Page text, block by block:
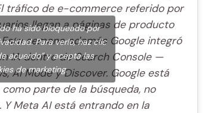
tráfico de e-commerce referido por
llegan a páginas de producto
semana además Google integró
IA dentro de Search Console —
AI Mode y Discover. Google está
parte de la búsqueda, no
Meta AI está entrando en la
ha sido bloqueado por
Para verlo, haz clic
acuerdo” y acepta las
de marketing.